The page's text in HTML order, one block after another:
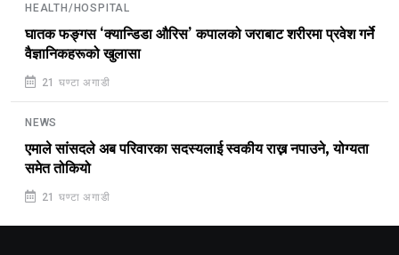
HEALTH/HOSPITAL
घातक फङ्गस ‘क्यान्डिडा औरिस’ कपालको जराबाट शरीरमा प्रवेश गर्ने
वैज्ञानिकहरूको खुलासा
21 घण्टा अगाडी
NEWS
एमाले सांसदले अब परिवारका सदस्यलाई स्वकीय राख्न नपाउने, योग्यता
समेत तोकियो
21 घण्टा अगाडी